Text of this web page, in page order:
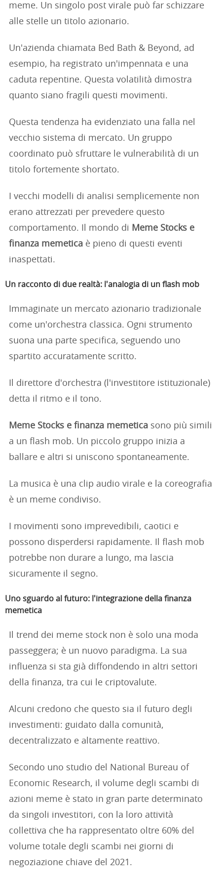
meme. Un singolo post virale può far schizzare
alle stelle un titolo azionario.
Un'azienda chiamata Bed Bath & Beyond, ad
esempio, ha registrato un'impennata e una
caduta repentine. Questa volatilità dimostra
quanto siano fragili questi movimenti.
Questa tendenza ha evidenziato una falla nel
vecchio sistema di mercato. Un gruppo
coordinato può sfruttare le vulnerabilità di un
titolo fortemente shortato.
I vecchi modelli di analisi semplicemente non
erano attrezzati per prevedere questo
comportamento. Il mondo di
Meme Stocks e
finanza memetica è pieno di questi eventi
inaspettati.
Un racconto di due realtà: l'analogia di un flash mob
Immaginate un mercato azionario tradizionale
come un'orchestra classica. Ogni strumento
suona una parte specifica, seguendo uno
spartito accuratamente scritto.
Il direttore d'orchestra (l'investitore istituzionale)
detta il ritmo e il tono.
Meme Stocks e finanza memetica sono più simili
a un flash mob. Un piccolo gruppo inizia a
ballare e altri si uniscono spontaneamente.
La musica è una clip audio virale e la coreografia
è un meme condiviso.
I movimenti sono imprevedibili, caotici e
possono disperdersi rapidamente. Il flash mob
potrebbe non durare a lungo, ma lascia
sicuramente il segno.
Uno sguardo al futuro: l'integrazione della finanza
memetica
Il trend dei meme stock non è solo una moda
passeggera; è un nuovo paradigma. La sua
influenza si sta già diffondendo in altri settori
della finanza, tra cui le criptovalute.
Alcuni credono che questo sia il futuro degli
investimenti: guidato dalla comunità,
decentralizzato e altamente reattivo.
Secondo uno studio del National Bureau of
Economic Research, il volume degli scambi di
azioni meme è stato in gran parte determinato
da singoli investitori, con la loro attività
collettiva che ha rappresentato oltre 60% del
volume totale degli scambi nei giorni di
negoziazione chiave del 2021.